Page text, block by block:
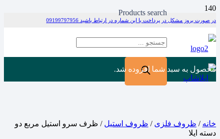
در صورت بروز مشکل در پرداخت با این شماره در ارتباط باشید 09199797956
Products search
محصول به سبد شما افزوده شد.
خانه / ظروف فلزی / ظروف استیل / ظرف سرو استیل مربع دو
دسته ایلا